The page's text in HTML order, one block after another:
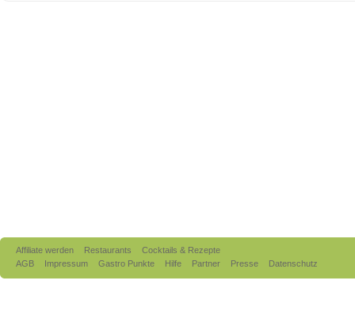
Affiliate werden Restaurants
Cocktails & Rezepte
AGB
Impressum Gastro Punkte Hilfe Partner Presse Datenschutz